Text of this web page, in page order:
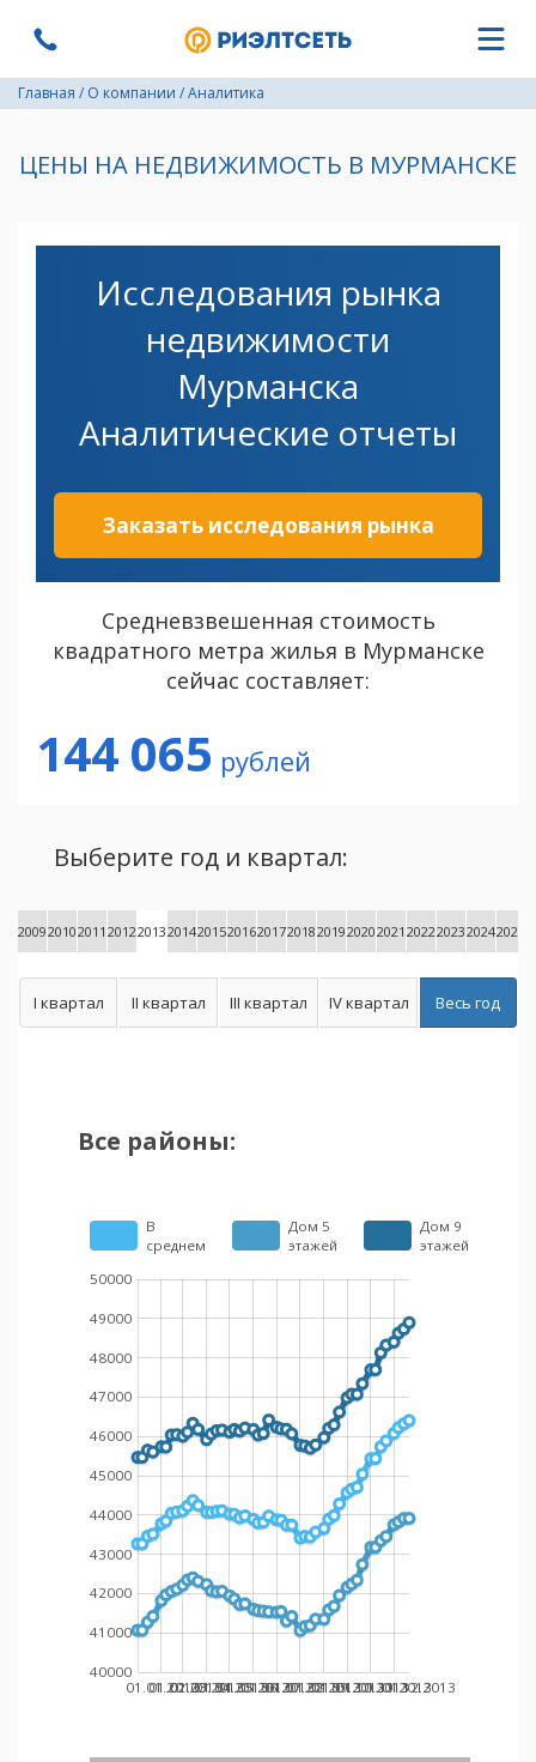
Главная / О компании /Аналитика
ЦЕНЫ НА НЕДВИЖИМОСТЬ В МУРМАНСКЕ
Исследования рынка
недвижимости
Мурманска
Аналитические отчеты
Заказать исследования рынка
Средневзвешенная стоимость
квадратного метра жилья в Мурманске
сейчас составляет:
144 065 рублей
Выберите год и квартал:
200920102011 2012201320142015201620172018201920202021 2022202320242025
I квартал II квартал III квартал IV квартал Весь год
Все районы:
В
среднем
Дом 5
этажей
Дом 9
этажей
01.01.2013
01.02.2013
01.03.2013
01.04.2013
01.05.2013
01.06.2013
01.07.2013
01.08.2013
01.09.2013
01.10.2013
01.11.2013
01.12.2013
40000
41000
42000
43000
44000
45000
46000
47000
48000
49000
50000